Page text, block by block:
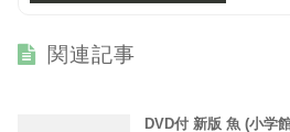
関連記事
DVD付 新版 魚 (小学